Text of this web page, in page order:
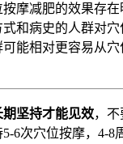
摩减肥的效果存
和病史的人群对穴
能相对更容易从
期坚持才能见效，
6次穴位按摩，4-8